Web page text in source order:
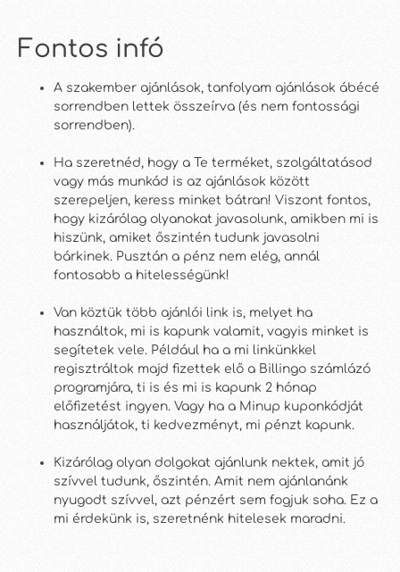
Fontos infó
A szakember ajánlások, tanfolyam ajánlások ábécé
sorrendben lettek összeírva (és nem fontossági
sorrendben).
Ha szeretnéd, hogy a Te terméket, szolgáltatásod
vagy más munkád is az ajánlások között
szerepeljen, keress minket bátran! Viszont fontos,
hogy kizárólag olyanokat javasolunk, amikben mi is
hiszünk, amiket őszintén tudunk javasolni
bárkinek. Pusztán a pénz nem elég, annál
fontosabb a hitelességünk!
Van köztük több ajánlói link is, melyet ha
használtok, mi is kapunk valamit, vagyis minket is
segítetek vele. Például ha a mi linkünkkel
regisztráltok majd fizettek elő a Billingo számlázó
programjára, ti is és mi is kapunk 2 hónap
előfizetést ingyen. Vagy ha a Minup kuponkódját
használjátok, ti kedvezményt, mi pénzt kapunk.
Kizárólag olyan dolgokat ajánlunk nektek, amit jó
szívvel tudunk, őszintén. Amit nem ajánlanánk
nyugodt szívvel, azt pénzért sem fogjuk soha. Ez a
mi érdekünk is, szeretnénk hitelesek maradni.